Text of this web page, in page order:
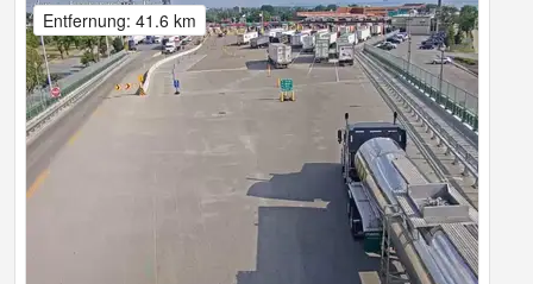
Entfernung: 41.6 km